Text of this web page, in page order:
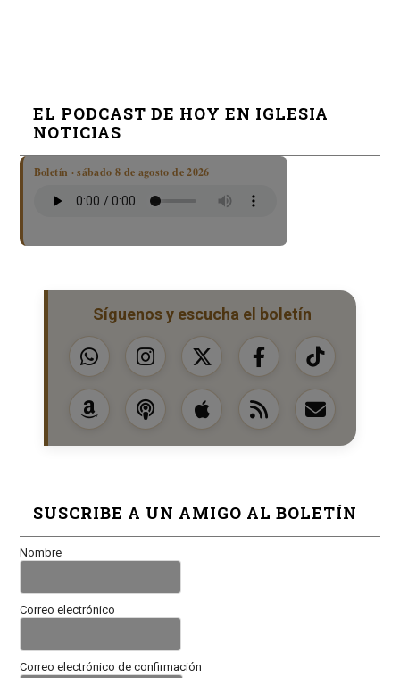
EL PODCAST DE HOY EN IGLESIA
NOTICIAS
Boletín · sábado 8 de agosto de 2026
Síguenos y escucha el boletín
SUSCRIBE A UN AMIGO AL BOLETÍN
Nombre
Correo electrónico
Correo electrónico de confirmación